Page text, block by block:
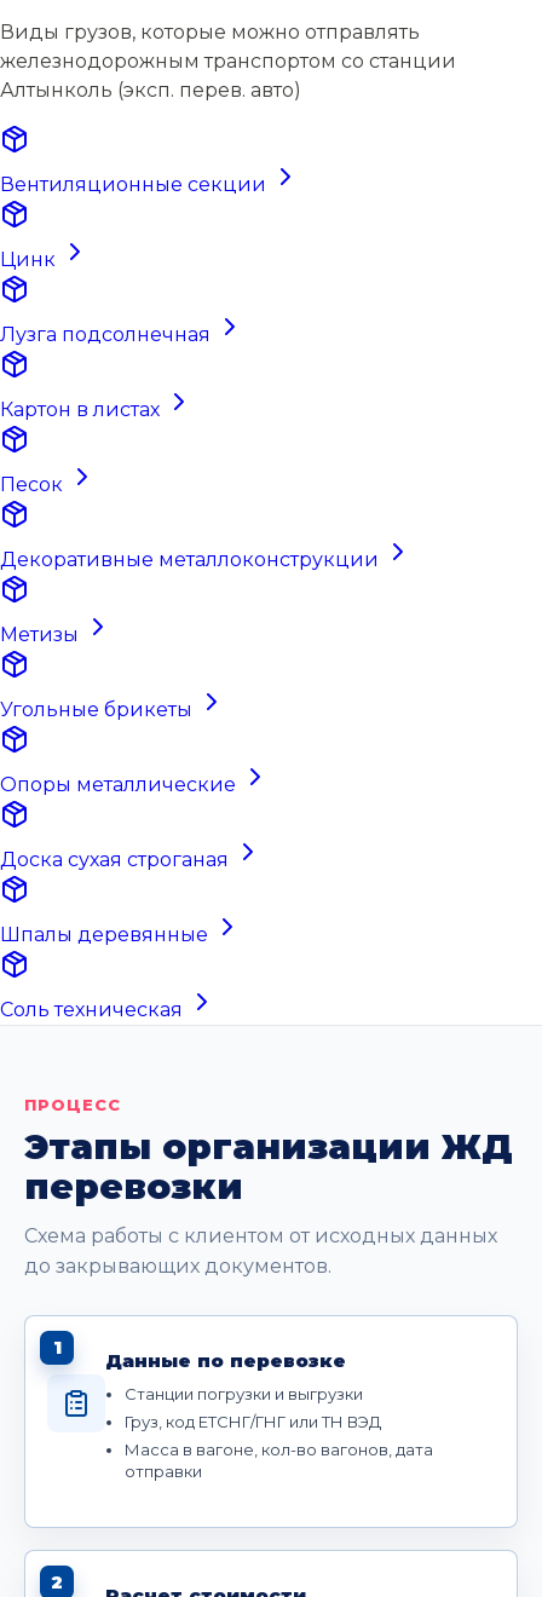
Виды грузов, которые можно отправлять
железнодорожным транспортом со станции
Алтынколь (эксп. перев. авто)
Вентиляционные секции
Цинк
Лузга подсолнечная
Картон в листах
Песок
Декоративные металлоконструкции
Метизы
Угольные брикеты
Опоры металлические
Доска сухая строганая
Шпалы деревянные
Соль техническая
ПРОЦЕСС
Этапы организации ЖД
перевозки
Схема работы с клиентом от исходных данных
до закрывающих документов.
1
Данные по перевозке
Станции погрузки и выгрузки
Груз, код ЕТСНГ/ГНГ или ТН ВЭД
Масса в вагоне, кол-во вагонов, дата
отправки
2